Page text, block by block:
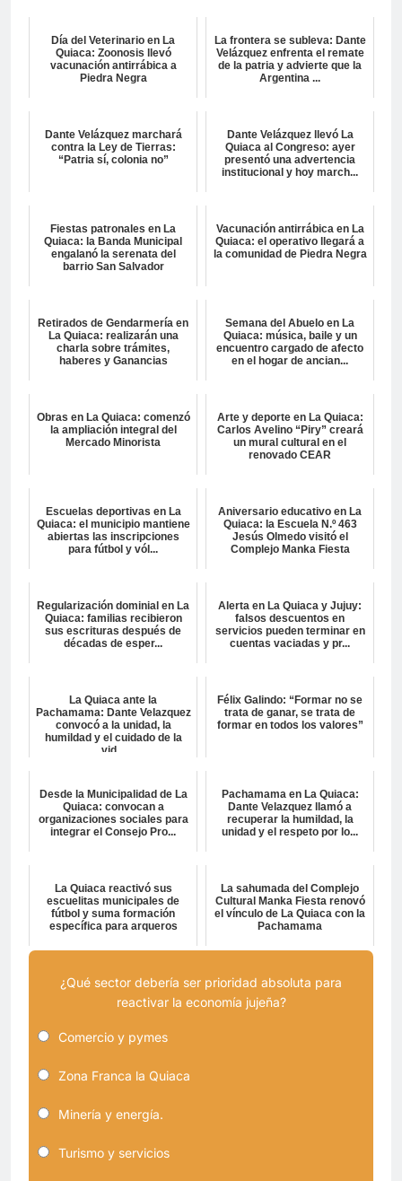
Día del Veterinario en La
Quiaca: Zoonosis llevó
vacunación antirrábica a
Piedra Negra
La frontera se subleva: Dante
Velázquez enfrenta el remate
de la patria y advierte que la
Argentina ...
Dante Velázquez marchará
contra la Ley de Tierras:
“Patria sí, colonia no”
Dante Velázquez llevó La
Quiaca al Congreso: ayer
presentó una advertencia
institucional y hoy march...
Fiestas patronales en La
Quiaca: la Banda Municipal
engalanó la serenata del
barrio San Salvador
Vacunación antirrábica en La
Quiaca: el operativo llegará a
la comunidad de Piedra Negra
Retirados de Gendarmería en
La Quiaca: realizarán una
charla sobre trámites,
haberes y Ganancias
Semana del Abuelo en La
Quiaca: música, baile y un
encuentro cargado de afecto
en el hogar de ancian...
Obras en La Quiaca: comenzó
la ampliación integral del
Mercado Minorista
Arte y deporte en La Quiaca:
Carlos Avelino “Piry” creará
un mural cultural en el
renovado CEAR
Escuelas deportivas en La
Quiaca: el municipio mantiene
abiertas las inscripciones
para fútbol y vól...
Aniversario educativo en La
Quiaca: la Escuela N.º 463
Jesús Olmedo visitó el
Complejo Manka Fiesta
Regularización dominial en La
Quiaca: familias recibieron
sus escrituras después de
décadas de esper...
Alerta en La Quiaca y Jujuy:
falsos descuentos en
servicios pueden terminar en
cuentas vaciadas y pr...
La Quiaca ante la
Pachamama: Dante Velazquez
convocó a la unidad, la
humildad y el cuidado de la
vid...
Félix Galindo: “Formar no se
trata de ganar, se trata de
formar en todos los valores”
Desde la Municipalidad de La
Quiaca: convocan a
organizaciones sociales para
integrar el Consejo Pro...
Pachamama en La Quiaca:
Dante Velazquez llamó a
recuperar la humildad, la
unidad y el respeto por lo...
La Quiaca reactivó sus
escuelitas municipales de
fútbol y suma formación
específica para arqueros
La sahumada del Complejo
Cultural Manka Fiesta renovó
el vínculo de La Quiaca con la
Pachamama
¿Qué sector debería ser prioridad absoluta para
reactivar la economía jujeña?
Comercio y pymes
Zona Franca la Quiaca
Minería y energía.
Turismo y servicios